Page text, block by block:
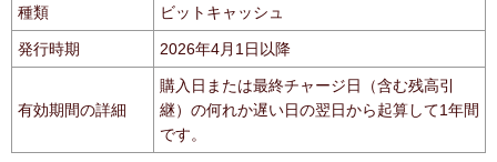
種類 ビットキャッシュ
発行時期 2026年4月1日以降
有効期間の詳細
購入日または最終チャージ日（含む残高引
継）の何れか遅い日の翌日から起算して1年間
です。